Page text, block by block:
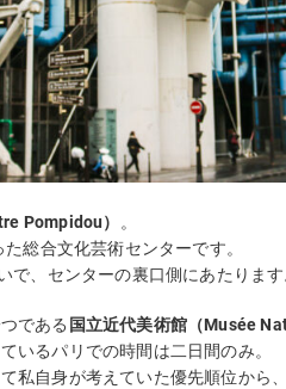
Pompidou）
。
総合文化芸術センターです。
で、センターの裏口側にあたります
である 国立近代美術館（Musée
いるパリでの時間は二日間のみ。
私自身が考えていた優先順位から